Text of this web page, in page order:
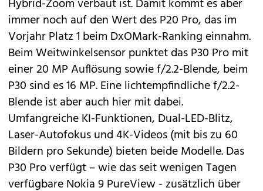
Hybrid-Zoom verbaut ist. Damit kommt es aber
immer noch auf den Wert des P20 Pro, das im
Vorjahr Platz 1 beim DxOMark-Ranking einnahm.
Beim Weitwinkelsensor punktet das P30 Pro mit
einer 20 MP Auflösung sowie f/2.2-Blende, beim
P30 sind es 16 MP. Eine lichtempfindliche f/2.2-
Blende ist aber auch hier mit dabei.
Umfangreiche KI-Funktionen, Dual-LED-Blitz,
Laser-Autofokus und 4K-Videos (mit bis zu 60
Bildern pro Sekunde) bieten beide Modelle. Das
P30 Pro verfügt – wie das seit wenigen Tagen
verfügbareNokia 9 PureView- zusätzlich über